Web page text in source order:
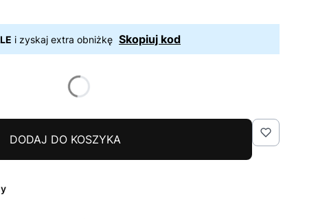
i zyskaj extra obniżkę Skopiuj kod
DODAJ DO KOSZYKA